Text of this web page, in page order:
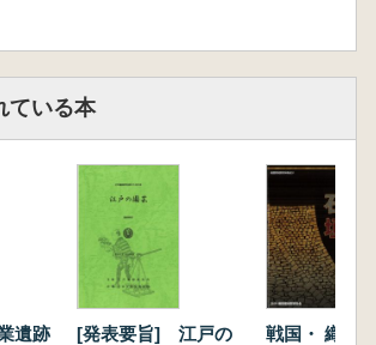
ている本
遺跡
[発表要旨] 江戸の
戦国・ 織豊